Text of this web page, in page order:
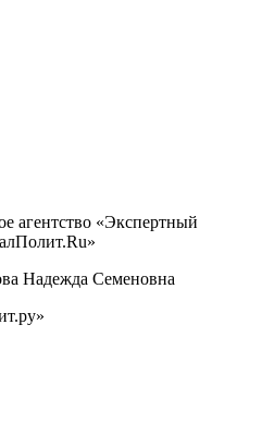
агентство «Экспертный
Надежда Семеновна